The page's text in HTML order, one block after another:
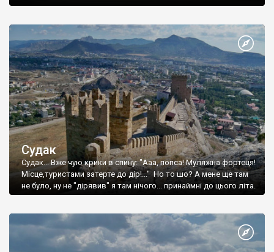
Судак
Судак... Вже чую крики в спину: "Ааа, попса! Муляжна фортеця!
Місце,туристами затерте до дір!..." Но то шо? А мене ще там
не було, ну не "дірявив" я там нічого... принаймні до цього літа.